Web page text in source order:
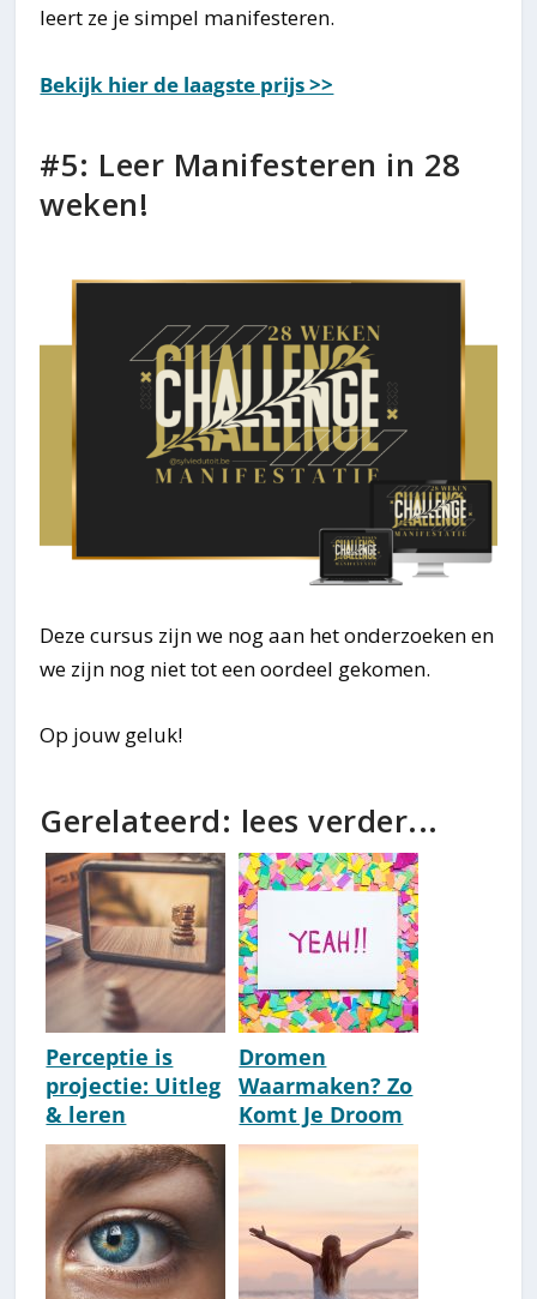
leert ze je simpel manifesteren.
Bekijk hier de laagste prijs >>
#5: Leer Manifesteren in 28
weken!
Deze cursus zijn we nog aan het onderzoeken en
we zijn nog niet tot een oordeel gekomen.
Op jouw geluk!
Gerelateerd: lees verder...
Perceptie is
projectie: Uitleg
& leren
herkennen [De
wereld is je
spiegel!]
Dromen
Waarmaken? Zo
Komt Je Droom
100% Uit [33